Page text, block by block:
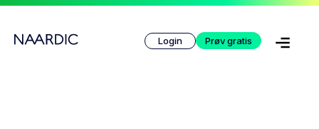
Login Prøv gratis